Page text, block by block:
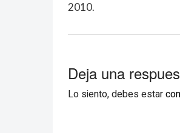
2010.
Deja una
Lo siento, debes estar